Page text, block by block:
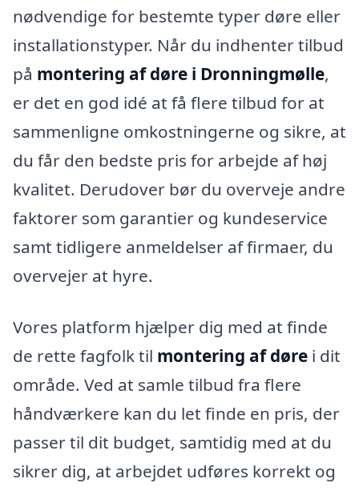
nødvendige for bestemte typer døre eller
installationstyper. Når du indhenter tilbud
på montering af døre i Dronningmølle,
er det en god idé at få flere tilbud for at
sammenligne omkostningerne og sikre, at
du får den bedste pris for arbejde af høj
kvalitet. Derudover bør du overveje andre
faktorer som garantier og kundeservice
samt tidligere anmeldelser af firmaer, du
overvejer at hyre.
Vores platform hjælper dig med at finde
de rette fagfolk til montering af døre i dit
område. Ved at samle tilbud fra flere
håndværkere kan du let finde en pris, der
passer til dit budget, samtidig med at du
sikrer dig, at arbejdet udføres korrekt og